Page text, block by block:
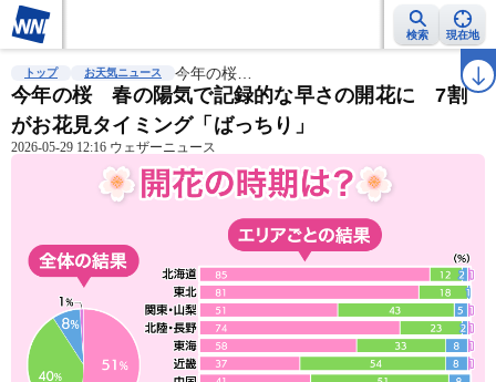
検索 現在地
雨雲レーダー 台風情報 地震情報 ラ
トップ お天気ニュース 今年の桜…
今年の桜 春の陽気で記録的な早さの開花に 7割
がお花見タイミング「ばっちり」
2026-05-29 12:16 ウェザーニュース